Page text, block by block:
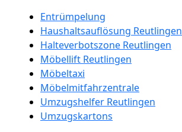
Entrümpelung
Haushaltsauflösung Reutlingen
Halteverbotszone Reutlingen
Möbellift Reutlingen
Möbeltaxi
Möbelmitfahrzentrale
Umzugshelfer Reutlingen
Umzugskartons